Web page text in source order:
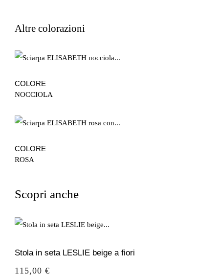
Altre colorazioni
COLORE
NOCCIOLA
COLORE
ROSA
Scopri anche
Stola in seta LESLIE beige a fiori
Prezzo
115,00 €